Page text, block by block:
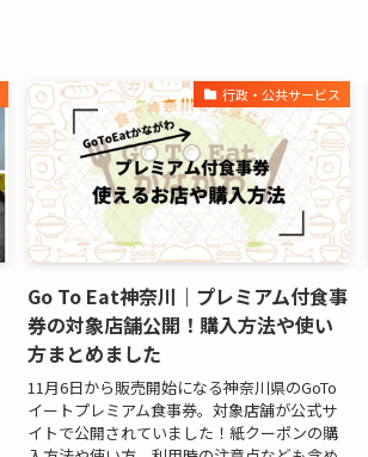
行政・公共サービス
Go To Eat神奈川｜プレミアム付食事
券の対象店舗公開！購入方法や使い
方まとめました
11月6日から販売開始になる神奈川県のGoTo
イートプレミアム食事券。対象店舗が公式サ
イトで公開されていました！紙クーポンの購